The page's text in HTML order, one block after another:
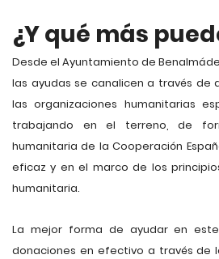
¿Y qué más
Desde el Ayuntamiento de
las ayudas se canalicen a través de
las organizaciones humanitarias
trabajando en el terreno, de
humanitaria de la Cooperación
eficaz y en el marco de los
humanitaria.
La mejor forma de ayudar en
donaciones en efectivo a través de